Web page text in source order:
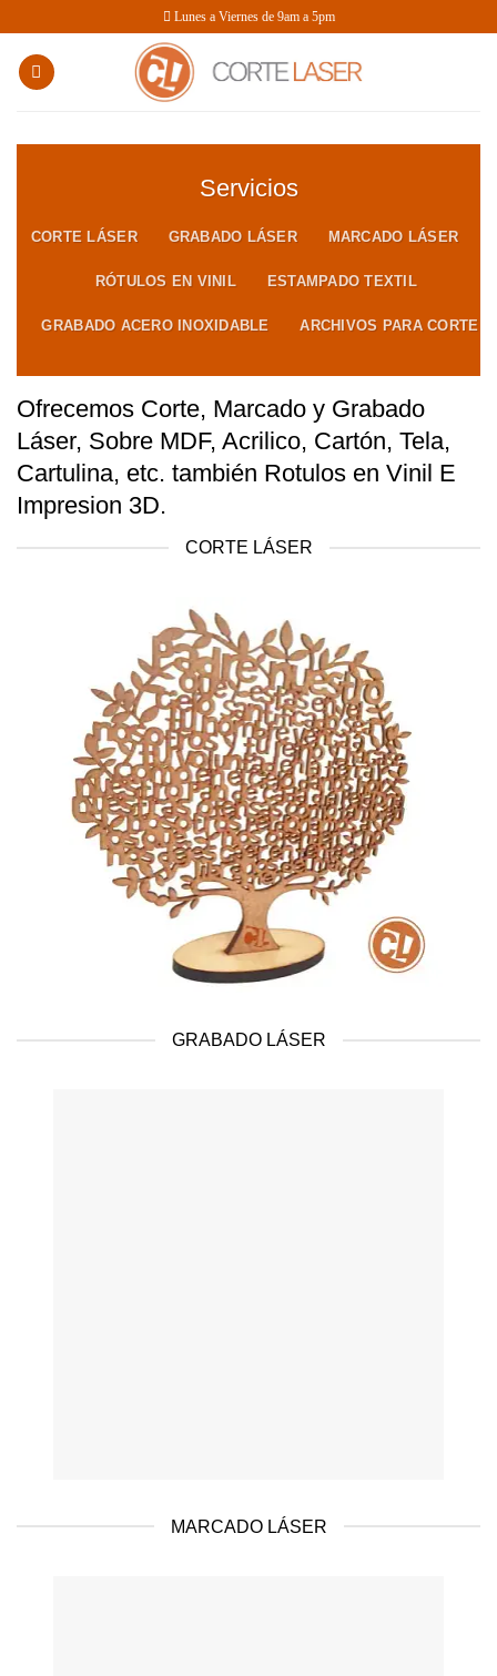
contenido
Lunes a Viernes de 9am a 5pm
Servicios
CORTE LÁSER GRABADO LÁSER MARCADO LÁSER
RÓTULOS EN VINIL ESTAMPADO TEXTIL
GRABADO ACERO INOXIDABLE ARCHIVOS PARA CORTE
Ofrecemos Corte, Marcado y Grabado
Láser, Sobre MDF, Acrilico, Cartón, Tela,
Cartulina, etc. también Rotulos en Vinil E
Impresion 3D.
CORTE LÁSER
GRABADO LÁSER
MARCADO LÁSER